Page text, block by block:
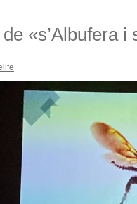
«s’Albufera i